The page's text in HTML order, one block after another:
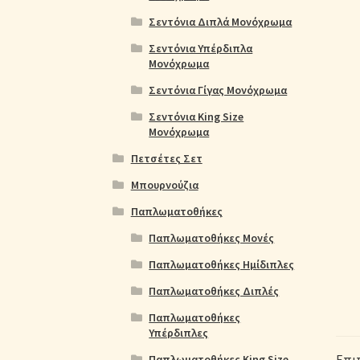
Σεντόνια Διπλά Μονόχρωμα
Σεντόνια Υπέρδιπλα
Μονόχρωμα
Σεντόνια Γίγας Μονόχρωμα
Σεντόνια King Size
Μονόχρωμα
Πετσέτες Σετ
Μπουρνούζια
Παπλωματοθήκες
Παπλωματοθήκες Μονές
Παπλωματοθήκες Ημίδιπλες
Παπλωματοθήκες Διπλές
Παπλωματοθήκες
Υπέρδιπλες